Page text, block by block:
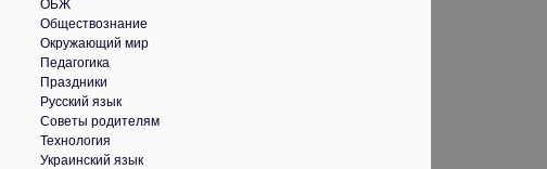
ОБЖ
Обществознание
Окружающий мир
Педагогика
Праздники
Русский язык
Советы родителям
Технология
Украинский язык